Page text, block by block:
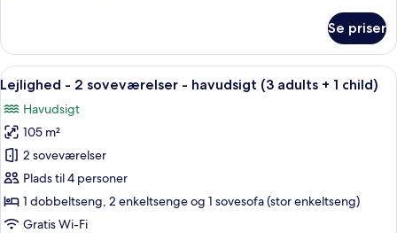
-
soveværelser
havudsigt
(3
adults)
Se priser
Indlæs
alle
billeder
af
Lejlighed
-
2
soveværelser
2 soveværelser, pengeskab på
10
Lejlighed - 2 soveværelser - havudsigt (3 adults + 1 child)
Havudsigt
105 m²
2 soveværelser
Plads til 4 personer
1 dobbeltseng, 2 enkeltsenge og 1 sovesofa (stor enkeltseng)
Gratis Wi-Fi